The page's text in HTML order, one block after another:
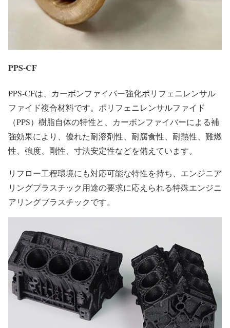
PPS-CF
PPS-CFは、カーボンファイバー強化ポリフェニレンサル
ファイド複合材料です。ポリフェニレンサルファイド
（PPS）樹脂自体の特性と、カーボンファイバーによる補
強効果により、優れた耐溶剤性、耐腐食性、耐熱性、難燃
性、強度、剛性、寸法安定性などを備えています。
リフロー工程環境にも対応可能な特性を持ち、エンジニア
リングプラスチック用途の要求に応えられる特殊エンジニ
アリングプラスチックです。